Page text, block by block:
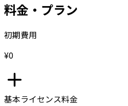
料金・プラン
初期費用
¥0
基本ライセンス料金